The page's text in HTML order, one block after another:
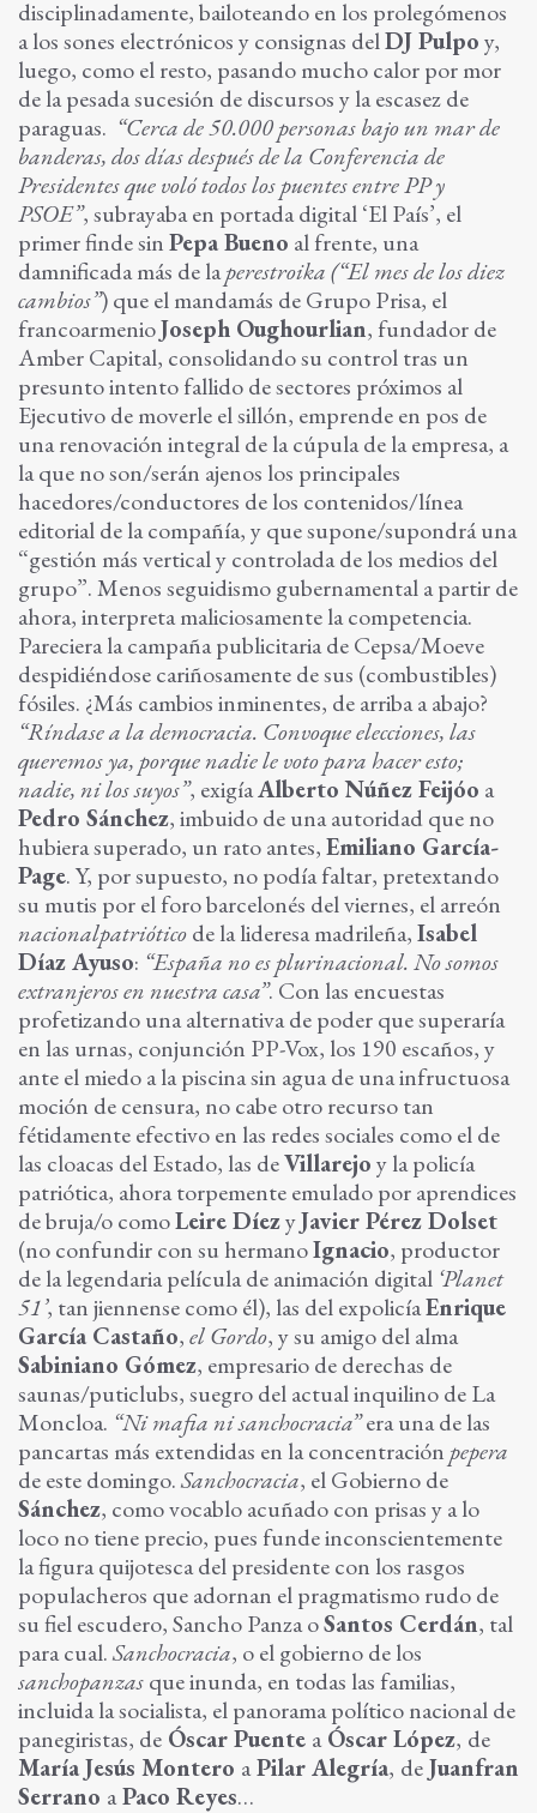
disciplinadamente, bailoteando en los prolegómenos
a los sones electrónicos y consignas delDJ Pulpoy,
luego, como el resto, pasando mucho calor por mor
de la pesada sucesión de discursos y la escasez de
paraguas. “Cerca de 50.000 personas bajo un mar de
banderas, dos días después de la Conferencia de
Presidentes que voló todos los puentes entre PP y
PSOE”, subrayaba en portada digital ‘El País’, el
primer finde sinPepa Bueno al frente, una
damnificada más de laperestroika(“El mes de los diez
cambios”) que el mandamás de Grupo Prisa, el
francoarmenioJoseph Oughourlian, fundador de
Amber Capital, consolidando su control tras un
presunto intento fallido de sectores próximos al
Ejecutivo de moverle el sillón, emprende en pos de
una renovación integral de la cúpula de la empresa, a
la que no son/serán ajenos los principales
hacedores/conductores de los contenidos/línea
editorial de la compañía, y que supone/supondrá una
“gestión más vertical y controlada de los medios del
grupo”. Menos seguidismo gubernamental a partir de
ahora, interpreta maliciosamente la competencia.
Pareciera la campaña publicitaria de Cepsa/Moeve
despidiéndose cariñosamente de sus (combustibles)
fósiles. ¿Más cambios inminentes, de arriba a abajo?
“Ríndase a la democracia. Convoque elecciones, las
queremos ya, porque nadie le voto para hacer esto;
nadie, ni los suyos”, exigíaAlberto Núñez Feijóo a
Pedro Sánchez, imbuido de una autoridad que no
hubiera superado, un rato antes,Emiliano García-
Page. Y, por supuesto, no podía faltar, pretextando
su mutis por el foro barcelonés del viernes, el arreón
nacionalpatrióticode la lideresa madrileña,Isabel
Díaz Ayuso: “España no es plurinacional. No somos
extranjeros en nuestra casa”. Con las encuestas
profetizando una alternativa de poder que superaría
en las urnas, conjunción PP-Vox, los 190 escaños, y
ante el miedo a la piscina sin agua de una infructuosa
moción de censura, no cabe otro recurso tan
fétidamente efectivo en las redes sociales como el de
las cloacas del Estado, las deVillarejoy la policía
patriótica, ahora torpemente emulado por aprendices
de bruja/o comoLeire DíezyJavier Pérez Dolset
(no confundir con su hermanoIgnacio, productor
de la legendaria película de animación digital ‘Planet
51’, tan jiennense como él), las del expolicíaEnrique
García Castaño,el Gordo, y su amigo del alma
Sabiniano Gómez, empresario de derechas de
saunas/puticlubs, suegro del actual inquilino de La
Moncloa. “Ni mafia ni sanchocracia”era una de las
pancartas más extendidas en la concentración pepera
de este domingo.Sanchocracia, el Gobierno de
Sánchez, como vocablo acuñado con prisas y a lo
loco no tiene precio, pues funde inconscientemente
la figura quijotesca del presidente con los rasgos
populacheros que adornan el pragmatismo rudo de
su fiel escudero, Sancho Panza oSantos Cerdán, tal
para cual.Sanchocracia, o el gobierno de los
sanchopanzasque inunda, en todas las familias,
incluida la socialista, el panorama político nacional de
panegiristas, de Óscar Puente aÓscar López, de
María Jesús Montero aPilar Alegría, deJuanfran
Serrano aPaco Reyes…